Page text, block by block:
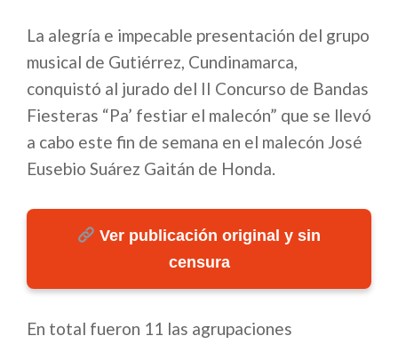
La alegría e impecable presentación del grupo
musical de Gutiérrez, Cundinamarca,
conquistó al jurado del II Concurso de Bandas
Fiesteras “Pa’ festiar el malecón” que se llevó
a cabo este fin de semana en el malecón José
Eusebio Suárez Gaitán de Honda.
Ver publicación original y sin
censura
En total fueron 11 las agrupaciones